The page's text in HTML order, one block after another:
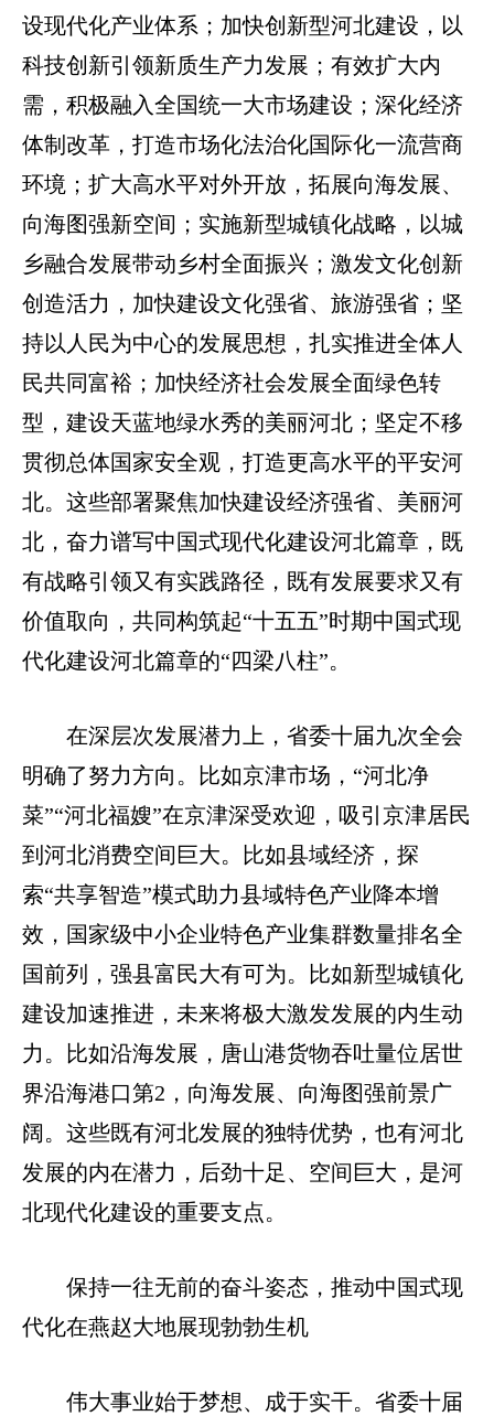
设现代化产业体系；加快创新型河北建设，以
科技创新引领新质生产力发展；有效扩大内
需，积极融入全国统一大市场建设；深化经济
体制改革，打造市场化法治化国际化一流营商
环境；扩大高水平对外开放，拓展向海发展、
向海图强新空间；实施新型城镇化战略，以城
乡融合发展带动乡村全面振兴；激发文化创新
创造活力，加快建设文化强省、旅游强省；坚
持以人民为中心的发展思想，扎实推进全体人
民共同富裕；加快经济社会发展全面绿色转
型，建设天蓝地绿水秀的美丽河北；坚定不移
贯彻总体国家安全观，打造更高水平的平安河
北。这些部署聚焦加快建设经济强省、美丽河
北，奋力谱写中国式现代化建设河北篇章，既
有战略引领又有实践路径，既有发展要求又有
价值取向，共同构筑起“十五五”时期中国式现
代化建设河北篇章的“四梁八柱”。
在深层次发展潜力上，省委十届九次全会
明确了努力方向。比如京津市场，“河北净
菜”“河北福嫂”在京津深受欢迎，吸引京津居民
到河北消费空间巨大。比如县域经济，探
索“共享智造”模式助力县域特色产业降本增
效，国家级中小企业特色产业集群数量排名全
国前列，强县富民大有可为。比如新型城镇化
建设加速推进，未来将极大激发发展的内生动
力。比如沿海发展，唐山港货物吞吐量位居世
界沿海港口第2，向海发展、向海图强前景广
阔。这些既有河北发展的独特优势，也有河北
发展的内在潜力，后劲十足、空间巨大，是河
北现代化建设的重要支点。
保持一往无前的奋斗姿态，推动中国式现
代化在燕赵大地展现勃勃生机
伟大事业始于梦想、成于实干。省委十届